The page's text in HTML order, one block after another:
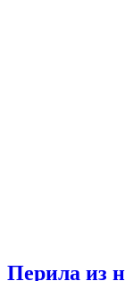
Перила из